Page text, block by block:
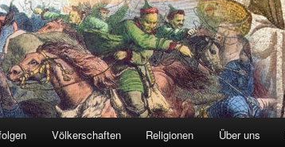
Völkerschaften Religionen Über uns